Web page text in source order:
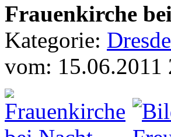
Frauenkirche
Kategorie:
vom: 15.06.2011